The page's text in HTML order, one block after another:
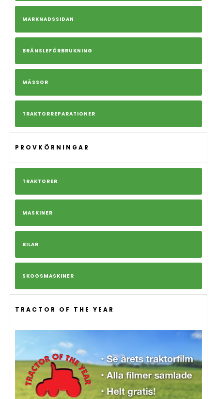
MARKNADSSIDAN
BRÄNSLEFÖRBRUKNING
MÄSSOR
TRAKTORREPARATIONER
PROVKÖRNINGAR
TRAKTORER
MASKINER
BILAR
SKOGSMASKINER
TRACTOR OF THE YEAR